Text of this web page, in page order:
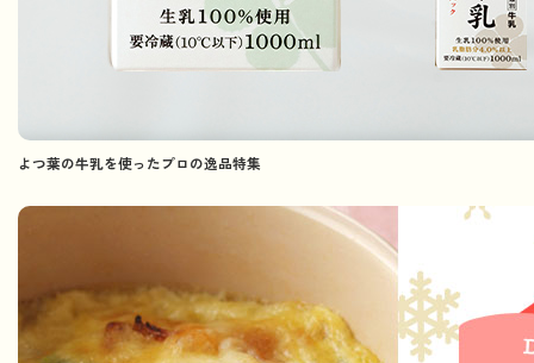
よつ葉の牛乳を使ったプロの逸品特集